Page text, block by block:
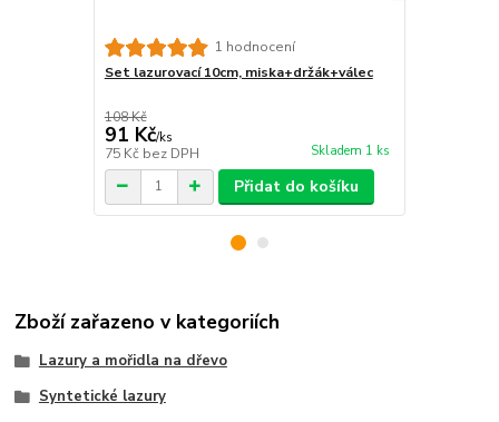
1 hodnocení
Set lazurovací 10cm, miska+držák+válec
108 Kč
91 Kč/ks
75 Kč bez DPH Skladem 1 ks
Přidat do košíku
Zboží zařazeno v kategoriích
Lazury a mořidla na dřevo
Syntetické lazury